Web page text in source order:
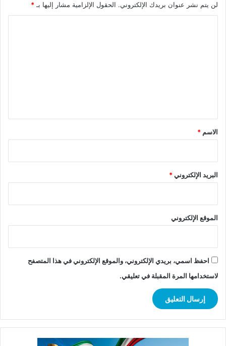
لن يتم نشر عنوان بريدك الإلكتروني. الحقول الإلزامية مشار إليها بـ *
*
الاسم *
البريد الإلكتروني*
الموقع الإلكتروني
احفظ اسمي، بريدي الإلكتروني، والموقع الإلكتروني في هذا المتصفح
لاستخدامها المرة المقبلة في تعليقي.